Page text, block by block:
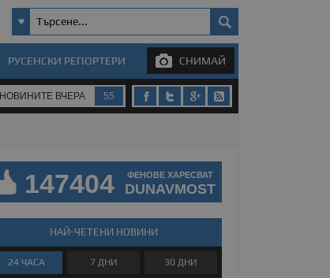
РУСЕНСКИ РЕПОРТЕРИ СНИМАЙ
НОВИНИТЕ ВЧЕРА 55
147404 ФЕНОВЕ ХАРЕСВАТ
DUNAVMOST
НАЙ-ЧЕТЕНИ НОВИНИ
24 ЧАСА 7 ДНИ 30 ДНИ